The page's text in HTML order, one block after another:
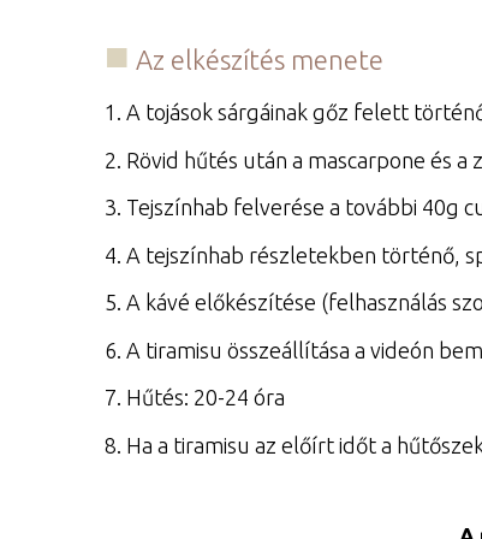
Az elkészítés menete
1. A tojások sárgáinak gőz felett
2. Rövid hűtés után a mascarpone és a
3. Tejszínhab felverése a további 40g
4. A tejszínhab részletekben történő,
5. A kávé előkészítése (felhasználás
6. A tiramisu összeállítása a videón
7. Hűtés: 20-24 óra
8. Ha a tiramisu az előírt időt a